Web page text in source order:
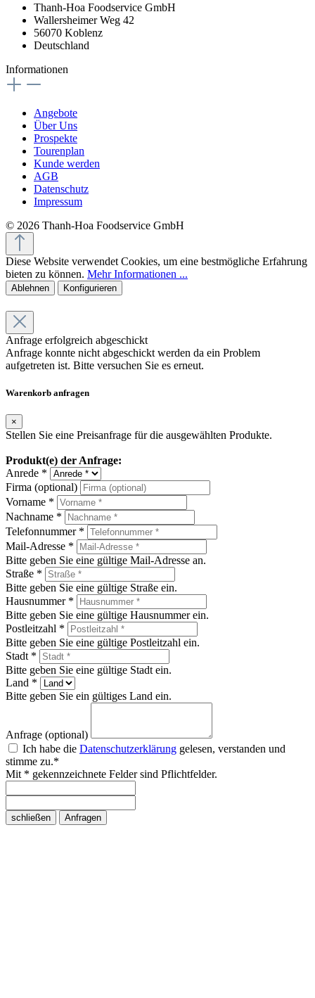
Thanh-Hoa Foodservice GmbH
Wallersheimer Weg 42
56070 Koblenz
Deutschland
Informationen
Angebote
Über Uns
Prospekte
Tourenplan
Kunde werden
AGB
Datenschutz
Impressum
© 2026 Thanh-Hoa Foodservice GmbH
Diese Website verwendet Cookies, um eine bestmögliche Erfahrung
bieten zu können. Mehr Informationen ...
Ablehnen Konfigurieren
Anfrage erfolgreich abgeschickt
Anfrage konnte nicht abgeschickt werden da ein Problem
aufgetreten ist. Bitte versuchen Sie es erneut.
Warenkorb anfragen
×
Stellen Sie eine Preisanfrage für die ausgewählten Produkte.
Produkt(e) der Anfrage:
Anrede *
Firma (optional)
Vorname *
Nachname *
Telefonnummer *
Mail-Adresse *
Bitte geben Sie eine gültige Mail-Adresse an.
Straße *
Bitte geben Sie eine gültige Straße ein.
Hausnummer *
Bitte geben Sie eine gültige Hausnummer ein.
Postleitzahl *
Bitte geben Sie eine gültige Postleitzahl ein.
Stadt *
Bitte geben Sie eine gültige Stadt ein.
Land *
Bitte geben Sie ein gültiges Land ein.
Anfrage (optional)
Ich habe die Datenschutzerklärung gelesen, verstanden und
stimme zu.*
Mit * gekennzeichnete Felder sind Pflichtfelder.
schließen Anfragen